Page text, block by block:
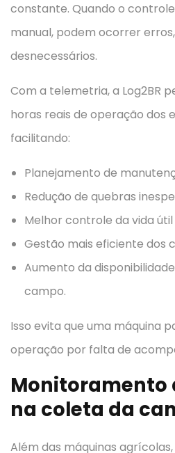
constante. Quando o
manual, podem ocorrer
desnecessários.
Com a telemetria, a Log2BR
horas reais de operação dos
facilitando:
Planejamento de
Redução de quebras
Melhor controle da vida
Gestão mais eficiente dos
Aumento da
campo.
Isso evita que uma máquina
operação por falta de
Monitoramento
na coleta da
Além das máquinas